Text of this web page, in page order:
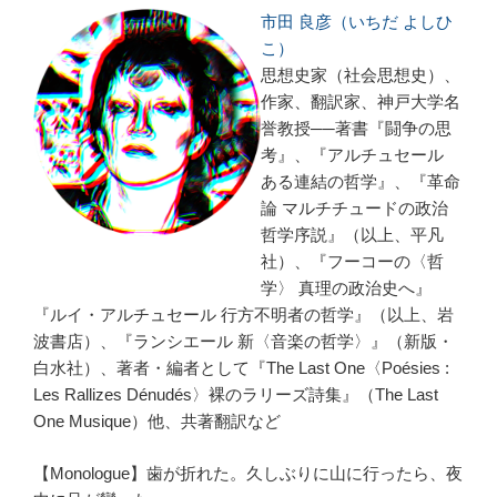
市田 良彦（いちだ よしひ
こ）
思想史家（社会思想史）、
作家、翻訳家、神戸大学名
誉教授──著書『闘争の思
考』、『アルチュセール
ある連結の哲学』、『革命
論 マルチチュードの政治
哲学序説』（以上、平凡
社）、『フーコーの〈哲
学〉 真理の政治史へ』
『ルイ・アルチュセール 行方不明者の哲学』（以上、岩
波書店）、『ランシエール 新〈音楽の哲学〉』（新版・
白水社）、著者・編者として『The Last One〈Poésies :
Les Rallizes Dénudés〉裸のラリーズ詩集』（The Last
One Musique）他、共著翻訳など
【Monologue】歯が折れた。久しぶりに山に行ったら、夜